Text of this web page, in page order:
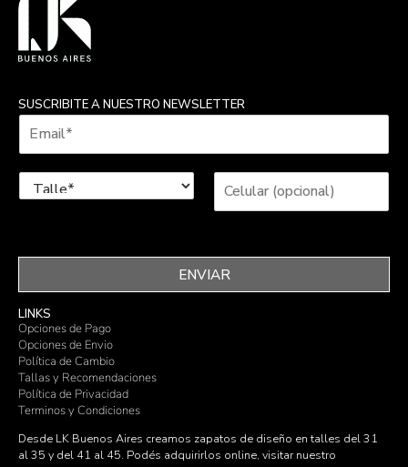
SUSCRIBITE A NUESTRO NEWSLETTER
ENVIAR
LINKS
Opciones de Pago
Opciones de Envio
Política de Cambio
Tallas y Recomendaciones
Política de Privacidad
Terminos y Condiciones
Desde LK Buenos Aires creamos zapatos de diseño en talles del 31
al 35 y del 41 al 45. Podés adquirirlos online, visitar nuestro